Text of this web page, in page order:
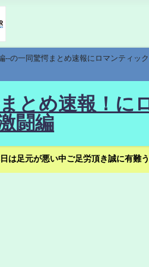
の一同驚愕まとめ速報にロマンティッ
とめ速報！に
闘編
足元が悪い中ご足労頂き誠に有難う